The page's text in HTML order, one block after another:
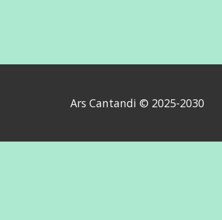
Ars Cantandi © 2025-2030